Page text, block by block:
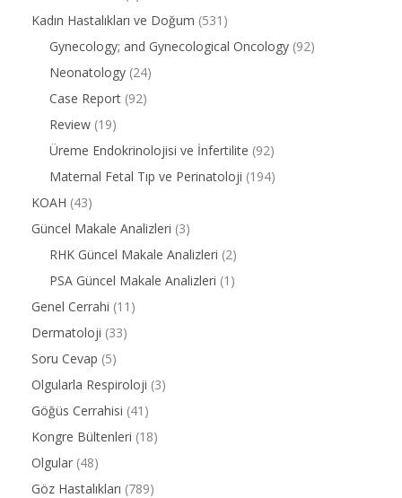
Kadın Hastalıkları ve Doğum (531)
Gynecology; and Gynecological Oncology (92)
Neonatology (24)
Case Report (92)
Review (19)
Üreme Endokrinolojisi ve İnfertilite (92)
Maternal Fetal Tıp ve Perinatoloji (194)
KOAH (43)
Güncel Makale Analizleri (3)
RHK Güncel Makale Analizleri (2)
PSA Güncel Makale Analizleri (1)
Genel Cerrahi (11)
Dermatoloji (33)
Soru Cevap (5)
Olgularla Respiroloji (3)
Göğüs Cerrahisi (41)
Kongre Bültenleri (18)
Olgular (48)
Göz Hastalıkları (789)